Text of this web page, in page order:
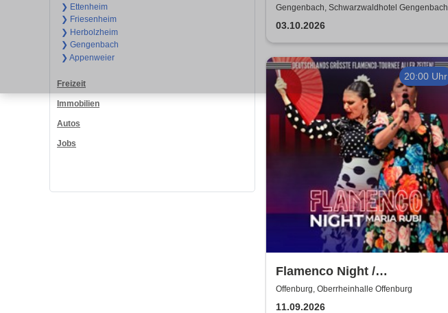
❯ Ettenheim
❯ Friesenheim
❯ Herbolzheim
❯ Gengenbach
❯ Appenweier
Freizeit
Immobilien
Autos
Jobs
Gengenbach, Schwarzwaldhotel Gengenbach
03.10.2026
20:00 Uhr
Flamenco Night /
Flamencomanía Tour 26/27 -
Deutschlands größte
Offenburg, Oberrheinhalle Offenburg
11.09.2026